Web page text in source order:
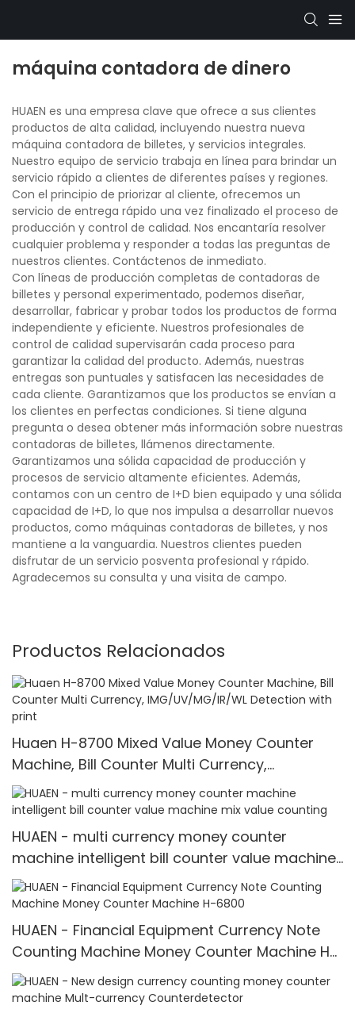
máquina contadora de dinero
HUAEN es una empresa clave que ofrece a sus clientes
productos de alta calidad, incluyendo nuestra nueva
máquina contadora de billetes, y servicios integrales.
Nuestro equipo de servicio trabaja en línea para brindar un
servicio rápido a clientes de diferentes países y regiones.
Con el principio de priorizar al cliente, ofrecemos un
servicio de entrega rápido una vez finalizado el proceso de
producción y control de calidad. Nos encantaría resolver
cualquier problema y responder a todas las preguntas de
nuestros clientes. Contáctenos de inmediato.
Con líneas de producción completas de contadoras de
billetes y personal experimentado, podemos diseñar,
desarrollar, fabricar y probar todos los productos de forma
independiente y eficiente. Nuestros profesionales de
control de calidad supervisarán cada proceso para
garantizar la calidad del producto. Además, nuestras
entregas son puntuales y satisfacen las necesidades de
cada cliente. Garantizamos que los productos se envían a
los clientes en perfectas condiciones. Si tiene alguna
pregunta o desea obtener más información sobre nuestras
contadoras de billetes, llámenos directamente.
Garantizamos una sólida capacidad de producción y
procesos de servicio altamente eficientes. Además,
contamos con un centro de I+D bien equipado y una sólida
capacidad de I+D, lo que nos impulsa a desarrollar nuevos
productos, como máquinas contadoras de billetes, y nos
mantiene a la vanguardia. Nuestros clientes pueden
disfrutar de un servicio posventa profesional y rápido.
Agradecemos su consulta y una visita de campo.
Productos Relacionados
Huaen H-8700 Mixed Value Money Counter
Machine, Bill Counter Multi Currency,
IMG/UV/MG/IR/WL Detection with print
HUAEN - multi currency money counter
machine intelligent bill counter value machine
mix value counting
HUAEN - Financial Equipment Currency Note
Counting Machine Money Counter Machine H-
6800